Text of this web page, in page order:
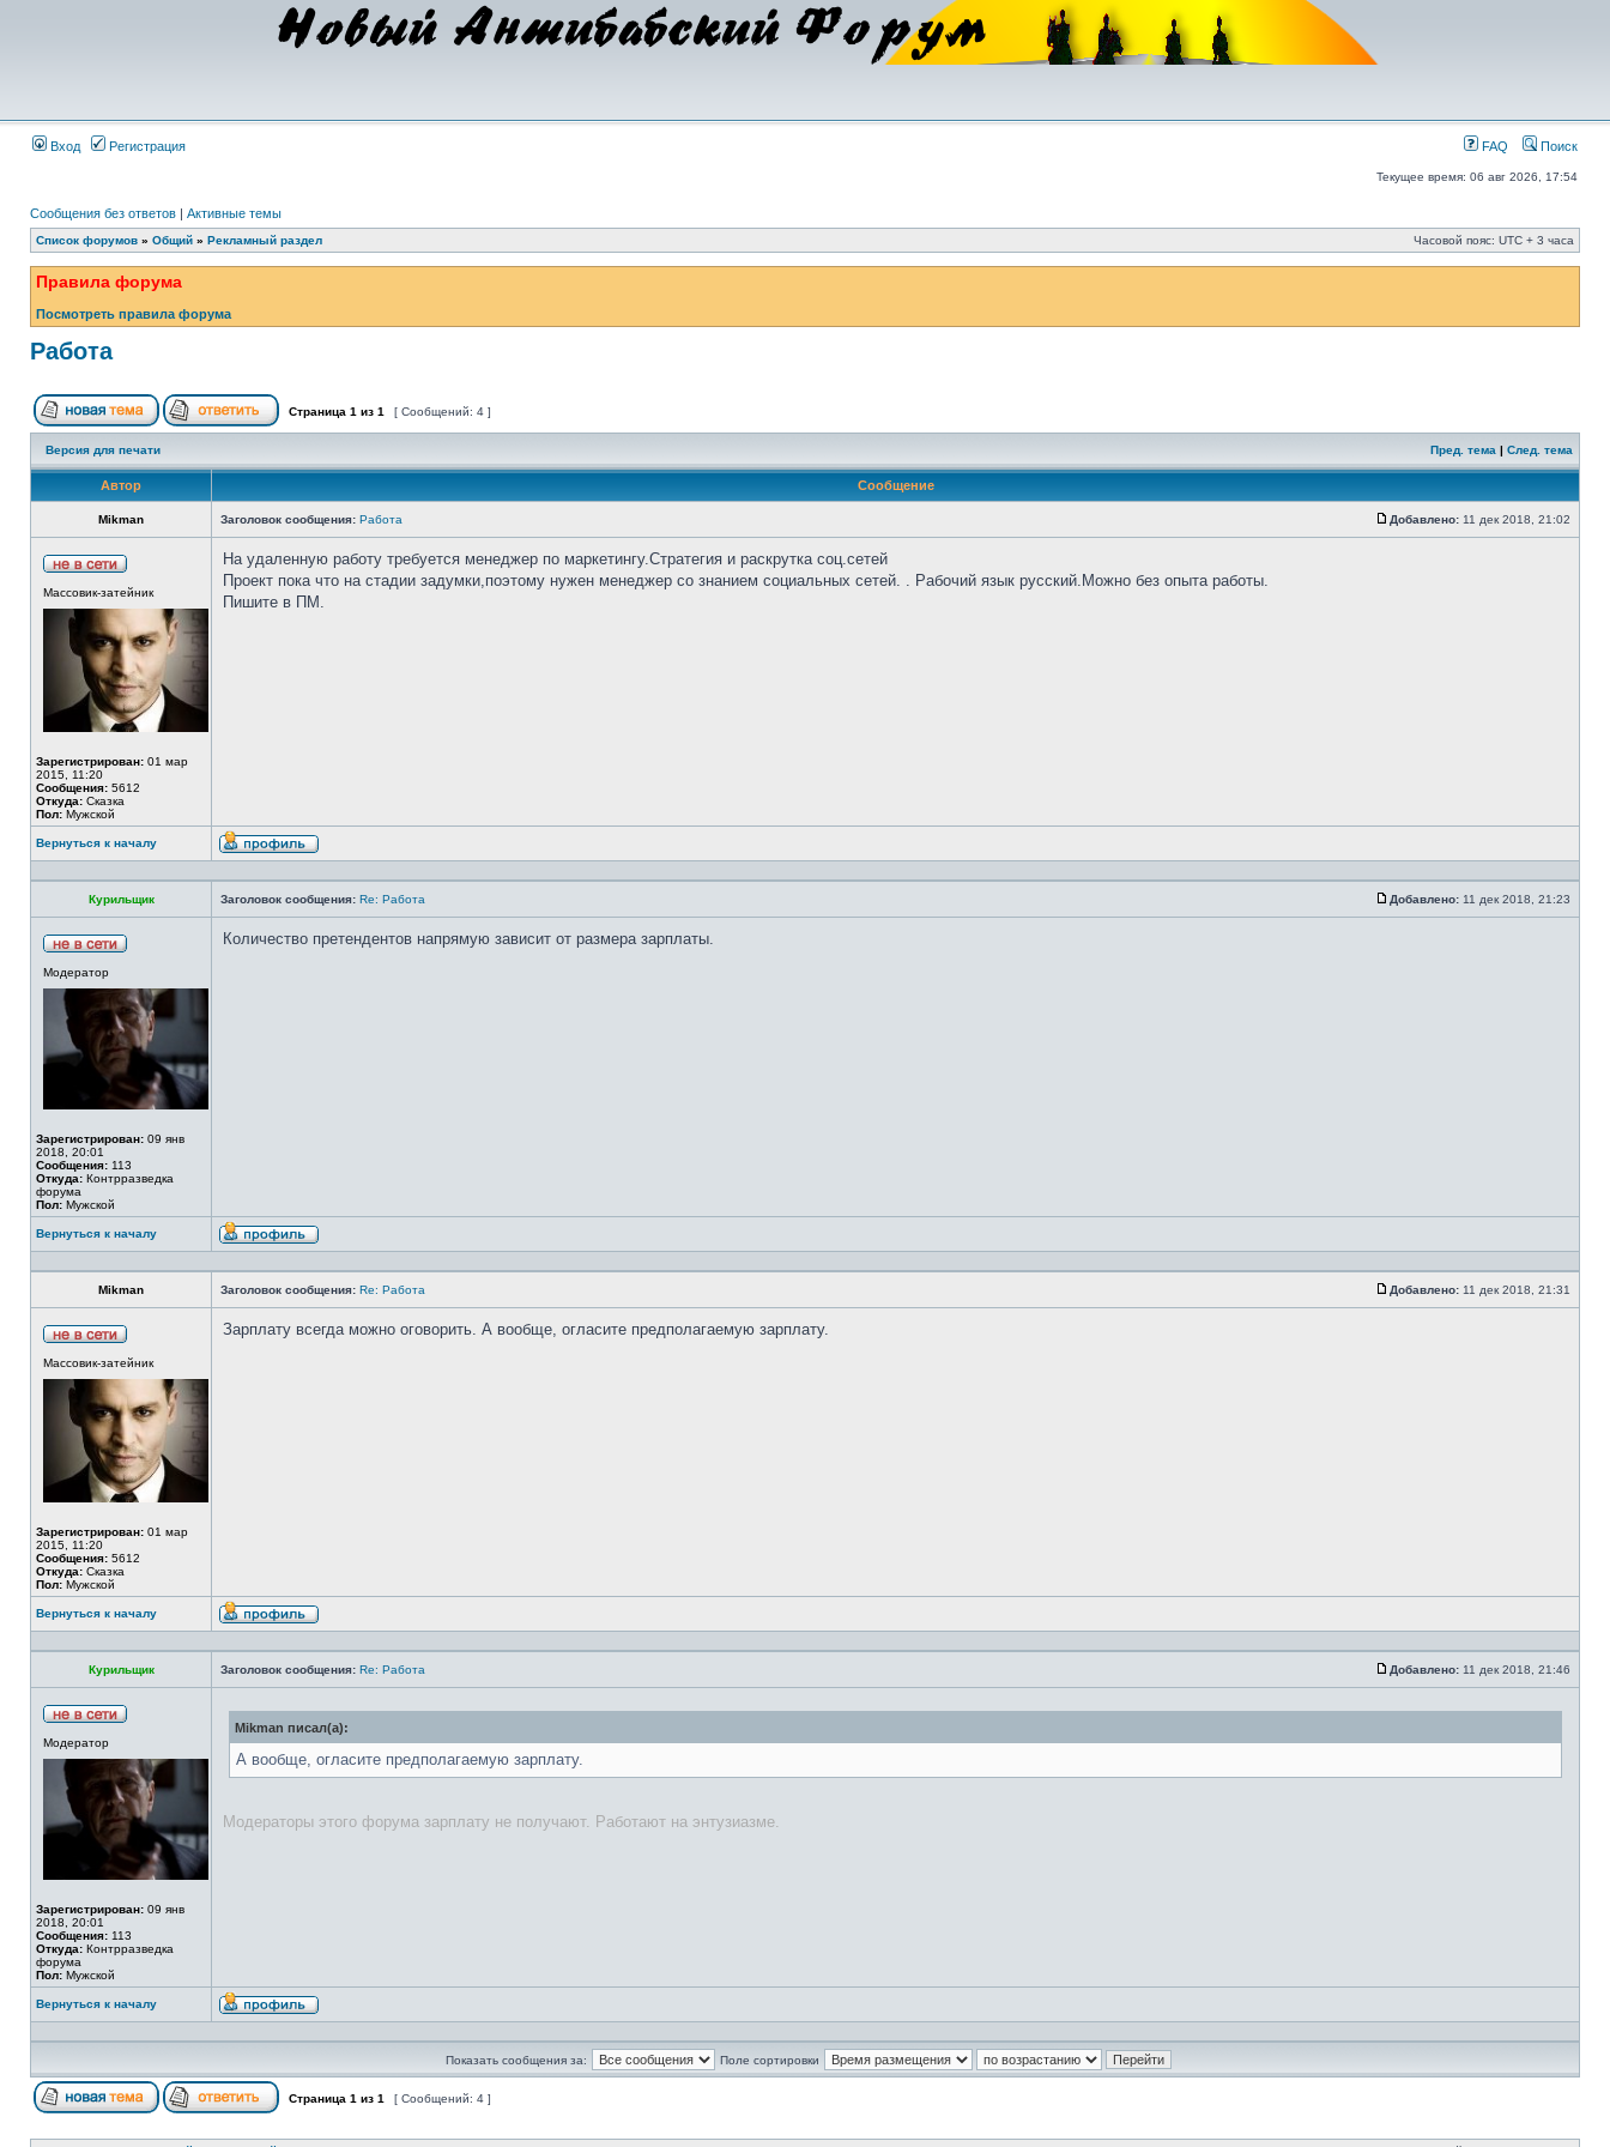
Вход Регистрация FAQ Поиск
Текущее время: 06 авг 2026, 17:54
Сообщения без ответов | Активные темы
Список форумов » Общий » Рекламный раздел Часовой пояс: UTC + 3 часа
Правила форума
Посмотреть правила форума
Работа
Страница 1 из 1 [ Сообщений: 4 ]
Версия для печати Пред. тема | След. тема
Автор Сообщение
Mikman Заголовок сообщения: Работа Добавлено: 11 дек 2018, 21:02
Массовик-затейник
Зарегистрирован: 01 мар
2015, 11:20
Сообщения: 5612
Откуда: Сказка
Пол: Мужской
На удаленную работу требуется менеджер по маркетингу.Стратегия и раскрутка соц.сетей
Проект пока что на стадии задумки,поэтому нужен менеджер со знанием социальных сетей. . Рабочий язык русский.Можно без опыта работы.
Пишите в ПМ.
Вернуться к началу
Курильщик Заголовок сообщения: Re: Работа Добавлено: 11 дек 2018, 21:23
Модератор
Зарегистрирован: 09 янв
2018, 20:01
Сообщения: 113
Откуда: Контрразведка
форума
Пол: Мужской
Количество претендентов напрямую зависит от размера зарплаты.
Вернуться к началу
Mikman Заголовок сообщения: Re: Работа Добавлено: 11 дек 2018, 21:31
Массовик-затейник
Зарегистрирован: 01 мар
2015, 11:20
Сообщения: 5612
Откуда: Сказка
Пол: Мужской
Зарплату всегда можно оговорить. А вообще, огласите предполагаемую зарплату.
Вернуться к началу
Курильщик Заголовок сообщения: Re: Работа Добавлено: 11 дек 2018, 21:46
Модератор
Зарегистрирован: 09 янв
2018, 20:01
Сообщения: 113
Откуда: Контрразведка
форума
Пол: Мужской
Mikman писал(а):
А вообще, огласите предполагаемую зарплату.
Модераторы этого форума зарплату не получают. Работают на энтузиазме.
Вернуться к началу
Показать сообщения за: Поле сортировки
Страница 1 из 1 [ Сообщений: 4 ]